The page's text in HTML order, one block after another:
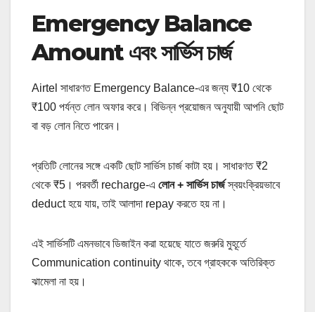
Emergency Balance
Amount এবং সার্ভিস চার্জ
Airtel সাধারণত Emergency Balance‑এর জন্য ₹10 থেকে
₹100 পর্যন্ত লোন অফার করে। বিভিন্ন প্রয়োজন অনুযায়ী আপনি ছোট
বা বড় লোন নিতে পারেন।
প্রতিটি লোনের সঙ্গে একটি ছোট সার্ভিস চার্জ কাটা হয়। সাধারণত ₹2
থেকে ₹5। পরবর্তী recharge‑এ লোন + সার্ভিস চার্জস্বয়ংক্রিয়ভাবে
deduct হয়ে যায়, তাই আলাদা repay করতে হয় না।
এই সার্ভিসটি এমনভাবে ডিজাইন করা হয়েছে যাতে জরুরি মুহূর্তে
Communication continuity থাকে, তবে গ্রাহককে অতিরিক্ত
ঝামেলা না হয়।